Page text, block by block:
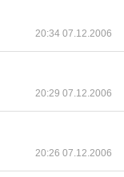
20:34 07.12.2006
20:29 07.12.2006
20:26 07.12.2006